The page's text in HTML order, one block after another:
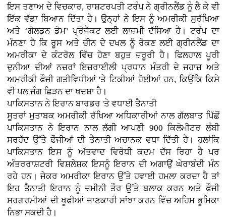
ਇਸ ਤਣਾਅ ਦੇ ਵਿਚਕਾਰ, ਰਾਸ਼ਟਰਪਤੀ ਟਰੰਪ ਨੇ ਗ੍ਰੀਨਲੈਂਡ ਨੂੰ ਲੈ ਕੇ ਵੀ
ਇੱਕ ਵੱਡਾ ਬਿਆਨ ਦਿੱਤਾ ਹੈ। ਉਨ੍ਹਾਂ ਨੇ ਇਸ ਨੂੰ ਅਮਰੀਕੀ ਸੁਰੱਖਿਆ
ਅਤੇ ‘ਗੋਲਡਨ ਡੋਮ’ ਪ੍ਰੋਜੈਕਟ ਲਈ ਲਾਜ਼ਮੀ ਦੱਸਿਆ ਹੈ। ਟਰੰਪ ਦਾ
ਮੰਨਣਾ ਹੈ ਕਿ ਰੂਸ ਅਤੇ ਚੀਨ ਦੇ ਦਖਲ ਨੂੰ ਰੋਕਣ ਲਈ ਗ੍ਰੀਨਲੈਂਡ ਦਾ
ਅਮਰੀਕਾ ਦੇ ਕੰਟਰੋਲ ਵਿੱਚ ਹੋਣਾ ਬਹੁਤ ਜ਼ਰੂਰੀ ਹੈ। ਫਿਲਹਾਲ ਪੂਰੀ
ਦੁਨੀਆ ਦੀਆਂ ਨਜ਼ਰਾਂ ਇਜ਼ਰਾਈਲੀ ਪ੍ਰਧਾਨ ਮੰਤਰੀ ਦੇ ਜਹਾਜ਼ ਅਤੇ
ਅਮਰੀਕੀ ਫੌਜੀ ਗਤੀਵਿਧੀਆਂ 'ਤੇ ਟਿਕੀਆਂ ਹੋਈਆਂ ਹਨ, ਕਿਉਂਕਿ ਕਿਸੇ
ਵੀ ਪਲ ਜੰਗ ਛਿੜਨ ਦਾ ਖਦਸ਼ਾ ਹੈ।
ਪਾਕਿਸਤਾਨ ਨੇ ਇਰਾਨ ਬਾਰਡਰ 'ਤੇ ਵਧਾਈ ਤੈਨਾਤੀ
ਸੂਤਰਾਂ ਮੁਤਾਬਕ ਅਮਰੀਕੀ ਰੱਖਿਆ ਅਧਿਕਾਰੀਆਂ ਨਾਲ ਗੱਲਬਾਤ ਪਿੱਛੋਂ
ਪਾਕਿਸਤਾਨ ਨੇ ਇਰਾਨ ਨਾਲ ਲੱਗੀ ਆਪਣੀ 900 ਕਿਲੋਮੀਟਰ ਲੰਬੀ
ਸਰਹੱਦ ਉੱਤੇ ਫੌਜੀਆਂ ਦੀ ਤੈਨਾਤੀ ਅਚਾਨਕ ਵਧਾ ਦਿੱਤੀ ਹੈ। ਹਲਾਂਕਿ
ਪਾਕਿਸਤਾਨ ਇਸ ਨੂੰ ਅੱਤਵਾਦ ਵਿਰੋਧੀ ਕਦਮ ਦੱਸ ਰਿਹਾ ਹੈ ਪਰ
ਅੰਤਰਰਾਸ਼ਟਰੀ ਵਿਸ਼ਲੇਸ਼ਕ ਇਸਨੂੰ ਇਰਾਨ ਦੀ ਅਗਾਉਂ ਘੇਰਾਬੰਦੀ ਮੰਨ
ਰਹੇ ਹਨ। ਜੇਕਰ ਅਮਰੀਕਾ ਇਰਾਨ ਉੱਤੇ ਹਵਾਈ ਹਮਲਾ ਕਰਦਾ ਹੈ ਤਾਂ
ਇਹ ਤੈਨਾਤੀ ਇਰਾਨ ਨੂੰ ਜ਼ਮੀਨੀ ਤੌਰ ਉੱਤੇ ਬਲਾਕ ਕਰਨ ਅਤੇ ਫੌਜੀ
ਸਰਗਰਮੀਆਂ ਦੀ ਖੂਫੀਆਂ ਜਾਣਕਾਰੀ ਸਾਂਝਾ ਕਰਨ ਵਿੱਚ ਅਹਿਮ ਭੂਮਿਕਾ
ਨਿਭਾ ਸਕਦੀ ਹੈ।